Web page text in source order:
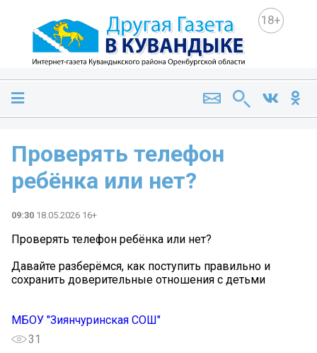
18+
Проверять телефон
ребёнка или нет?
09:30 18.05.2026 16+
Проверять телефон ребёнка или нет?
Давайте разберёмся, как поступить правильно и
сохранить доверительные отношения с детьми
МБОУ "Зиянчуринская СОШ"
31